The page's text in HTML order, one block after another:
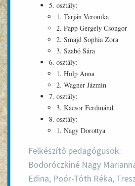
5. osztály:
1. Tarján Veronika
2. Papp Gergely Csongor
2. Smajd Sophia Zora
3. Szabó Sára
6. osztály:
1. Holp Anna
2. Wagner Jázmin
7. osztály:
3. Kácsor Ferdinánd
8. osztály:
1. Nagy Dorottya
Felkészítő pedagógusok:
Bodoróczkiné Nagy
Edina, Poór-Tóth Réka,